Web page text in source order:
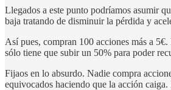
Llegados a este punto podríamos asumir
baja tratando de disminuir la pérdida y
Así pues, compran 100 acciones más a
sólo tiene que subir un 50% para poder
Fijaos en lo absurdo. Nadie compra
equivocados haciendo que la acción